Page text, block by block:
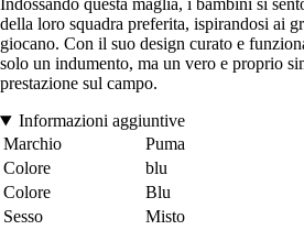
Indossando questa maglia, i bambini si
della loro squadra preferita, ispirandosi ai
giocano. Con il suo design curato e
solo un indumento, ma un vero e proprio
prestazione sul campo.
Informazioni aggiuntive
Marchio
Puma
Colore
blu
Colore
Blu
Sesso
Misto